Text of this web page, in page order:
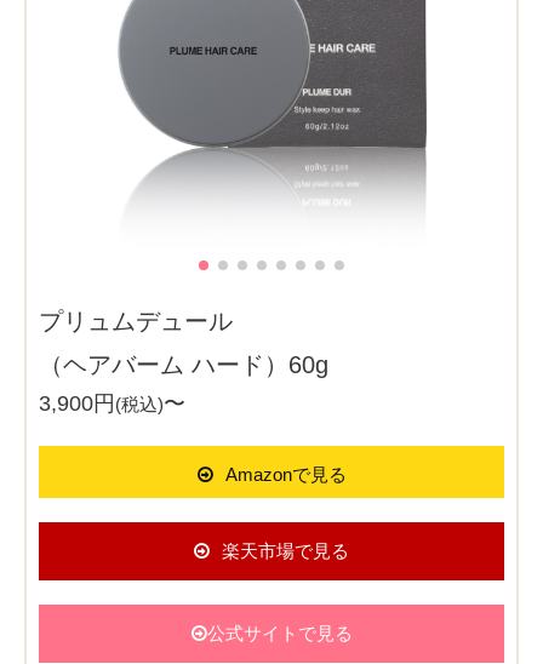
プリュムデュール
（ヘアバーム ハード）60g
3,900円(税込)〜
Amazonで見る
楽天市場で見る
公式サイトで見る